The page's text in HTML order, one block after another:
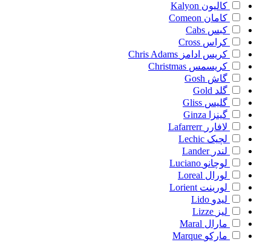
کالیون Kalyon
کامان Comeon
کبس Cabs
کراس Cross
کریس ادامز Chris Adams
کریسمس Christmas
گاش Gosh
گلد Gold
گلیس Gliss
گینزا
Ginza
لافارر Lafarrerr
لچیک Lechic
لندر Lander
لوچانو Luciano
لورال Loreal
لورینت Lorient
لیدو Lido
لیز Lizze
مارال Maral
مارکو Marque